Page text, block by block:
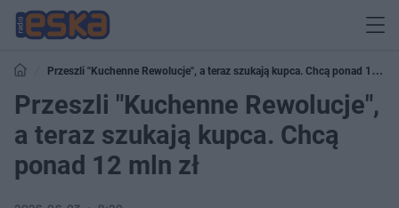
Przeszli "Kuchenne Rewolucje", a teraz szukają kupca. Chcą ponad 12
mln zł
Przeszli "Kuchenne Rewolucje",
a teraz szukają kupca. Chcą
ponad 12 mln zł